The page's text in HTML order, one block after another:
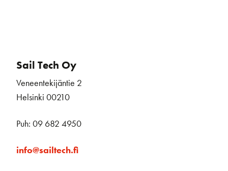
Sail Tech Oy
Veneentekijäntie 2
Helsinki 00210
Puh: 09 682 4950
info@sailtech.fi